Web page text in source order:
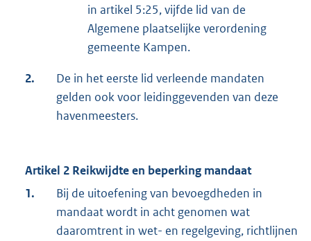
in artikel 5:25, vijfde lid van de
Algemene plaatselijke verordening
gemeente Kampen.
2.
De in het eerste lid verleende mandaten
gelden ook voor leidinggevenden van deze
havenmeesters.
Artikel 2 Reikwijdte en beperking mandaat
1.
Bij de uitoefening van bevoegdheden in
mandaat wordt in acht genomen wat
daaromtrent in wet- en regelgeving, richtlijnen